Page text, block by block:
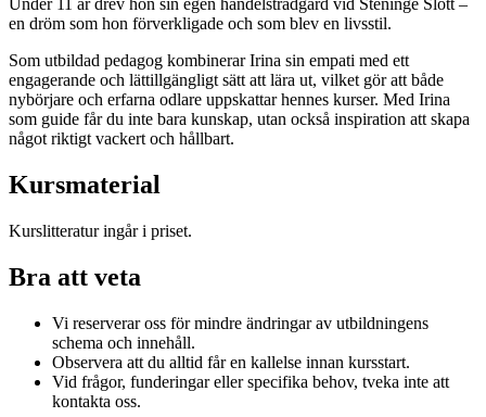
Under 11 år drev hon sin egen handelsträdgård vid Steninge Slott –
en dröm som hon förverkligade och som blev en livsstil.
Som utbildad pedagog kombinerar Irina sin empati med ett
engagerande och lättillgängligt sätt att lära ut, vilket gör att både
nybörjare och erfarna odlare uppskattar hennes kurser. Med Irina
som guide får du inte bara kunskap, utan också inspiration att skapa
något riktigt vackert och hållbart.
Kursmaterial
Kurslitteratur ingår i priset.
Bra att veta
Vi reserverar oss för mindre ändringar av utbildningens
schema och innehåll.
Observera att du alltid får en kallelse innan kursstart.
Vid frågor, funderingar eller specifika behov, tveka inte att
kontakta oss.